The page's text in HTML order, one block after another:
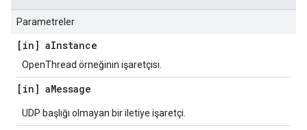
Parametreler
[in] aInstance
OpenThread örneğinin işaretçisi.
[in] aMessage
UDP başlığı olmayan bir iletiye işaretçi.